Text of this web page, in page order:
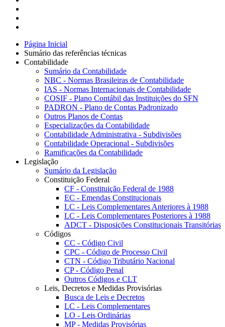
Página Inicial
Sumário das referências técnicas
Contabilidade
Sumário da Contabilidade
NBC - Normas Brasileiras de Contabilidade
IAS - Normas Internacionais de Contabilidade
COSIF - Plano Contábil das Instituições do SFN
PADRON - Plano de Contas Padronizado
Outros Planos de Contas
Especializações da Contabilidade
Contabilidade Administrativa - Subdivisões
Contabilidade Operacional - Subdivisões
Ramificações da Contabilidade
Legislação
Sumário da Legislação
Constituição Federal
CF - Constituição Federal de 1988
EC - Emendas Constitucionais
LC - Leis Complementares Anteriores à 1988
LC - Leis Complementares Posteriores à 1988
ADCT - Disposições Constitucionais Transitórias
Códigos
CC - Código Civil
CPC - Código de Processo Civil
CTN - Código Tributário Nacional
CP - Código Penal
Outros Códigos e CLT
Leis, Decretos e Medidas Provisórias
Busca de Leis e Decretos
LC - Leis Complementares
LO - Leis Ordinárias
MP - Medidas Provisórias